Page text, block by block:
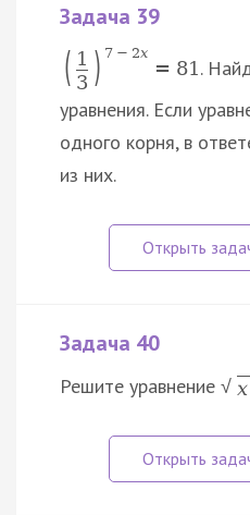
Задача 39
( 1
3 ) 7 − 2x
= 81 .
уравнения. Если
одного корня, в
из ниx.
Задача 40
Решите уравнение √ x